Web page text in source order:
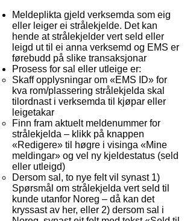
Meldeplikta gjeld verksemda som eig
eller leiger ei strålekjelde. Det kan
hende at strålekjelder vert seld eller
leigd ut til ei anna verksemd og EMS er
førebudd på slike transaksjonar
Prosess for sal eller utleige er:
Skaff opplysningar om «EMS ID» for
kva rom/plassering strålekjelda skal
tilordnast i verksemda til kjøpar eller
leigetakar
Finn fram aktuelt meldenummer for
strålekjelda – klikk på knappen
«Redigere» til høgre i visinga «Mine
meldingar» og vel ny kjeldestatus (seld
eller utleigd)
Dersom sal, to nye felt vil synast 1)
Spørsmål om strålekjelda vert seld til
kunde utanfor Noreg – då kan det
kryssast av her, eller 2) dersom sal i